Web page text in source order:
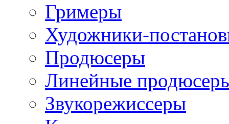
Гримеры
Художники-
Продюсеры
Линейные
Звукорежиссеры